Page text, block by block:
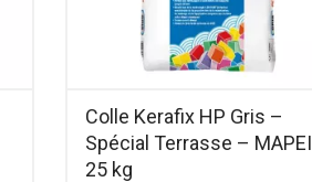
Colle Kerafix HP Gris –
Spécial Terrasse – MAPEI
25 kg